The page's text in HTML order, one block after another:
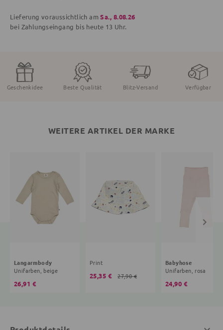
Lieferung voraussichtlich amSa., 8.08.26
bei Zahlungseingang bis heute 13 Uhr.
Geschenkidee Beste Qualität Blitz-Versand Verfügbar
WEITERE ARTIKEL DER MARKE
Langarmbody
Unifarben, beige
26,91 €
Print
25,35 € 27,90 €
Babyhose
Unifarben, rosa
24,90 €